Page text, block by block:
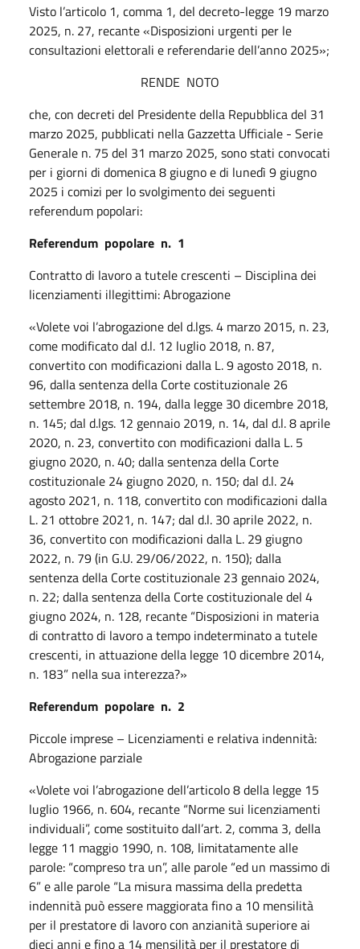
Visto l’articolo 1, comma 1, del decreto-legge 19 marzo
2025, n. 27, recante «Disposizioni urgenti per le
consultazioni elettorali e referendarie dell’anno 2025»;
RENDE NOTO
che, con decreti del Presidente della Repubblica del 31
marzo 2025, pubblicati nella Gazzetta Ufficiale - Serie
Generale n. 75 del 31 marzo 2025, sono stati convocati
per i giorni di domenica 8 giugno e di lunedì 9 giugno
2025 i comizi per lo svolgimento dei seguenti
referendum popolari:
Referendum popolare n. 1
Contratto di lavoro a tutele crescenti – Disciplina dei
licenziamenti illegittimi: Abrogazione
«Volete voi l’abrogazione del d.lgs. 4 marzo 2015, n. 23,
come modificato dal d.l. 12 luglio 2018, n. 87,
convertito con modificazioni dalla L. 9 agosto 2018, n.
96, dalla sentenza della Corte costituzionale 26
settembre 2018, n. 194, dalla legge 30 dicembre 2018,
n. 145; dal d.lgs. 12 gennaio 2019, n. 14, dal d.l. 8 aprile
2020, n. 23, convertito con modificazioni dalla L. 5
giugno 2020, n. 40; dalla sentenza della Corte
costituzionale 24 giugno 2020, n. 150; dal d.l. 24
agosto 2021, n. 118, convertito con modificazioni dalla
L. 21 ottobre 2021, n. 147; dal d.l. 30 aprile 2022, n.
36, convertito con modificazioni dalla L. 29 giugno
2022, n. 79 (in G.U. 29/06/2022, n. 150); dalla
sentenza della Corte costituzionale 23 gennaio 2024,
n. 22; dalla sentenza della Corte costituzionale del 4
giugno 2024, n. 128, recante “Disposizioni in materia
di contratto di lavoro a tempo indeterminato a tutele
crescenti, in attuazione della legge 10 dicembre 2014,
n. 183” nella sua interezza?»
Referendum popolare n. 2
Piccole imprese – Licenziamenti e relativa indennità:
Abrogazione parziale
«Volete voi l’abrogazione dell’articolo 8 della legge 15
luglio 1966, n. 604, recante “Norme sui licenziamenti
individuali”, come sostituito dall’art. 2, comma 3, della
legge 11 maggio 1990, n. 108, limitatamente alle
parole: “compreso tra un”, alle parole “ed un massimo di
6” e alle parole “La misura massima della predetta
indennità può essere maggiorata fino a 10 mensilità
per il prestatore di lavoro con anzianità superiore ai
dieci anni e fino a 14 mensilità per il prestatore di